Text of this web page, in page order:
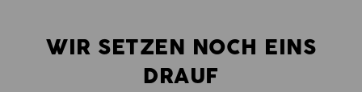
WIR SETZEN NOCH EINS
DRAUF